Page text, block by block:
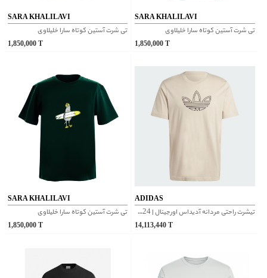
SARA KHALILAVI
تی شرت آستین کوتاه سارا خلیلاوی
1,850,000
SARA KHALILAVI
تی شرت آستین کوتاه سارا خلیلاوی
1,850,000
SARA KHALILAVI
تی شرت آستین کوتاه سارا خلیلاوی
1,850,000
ADIDAS
تیشرت راحتی مردانه آدیداس اورجینال | IW5824
14,113,440